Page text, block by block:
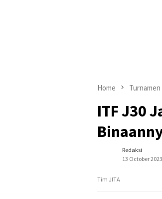
Home Turnamen
ITF J30
Redaksi
13 October 2023
Tim JITA